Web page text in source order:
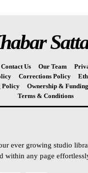
Contact Us Our Team
Corrections Policy
Policy
Ownership &
Terms & Conditions
ever growing studio
within any page